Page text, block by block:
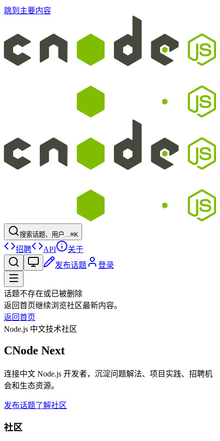
跳到主要内容
搜索话题、用户...⌘K
招聘 API
关于
发布话题
登录
话题不存在或已被删除
返回首页继续浏览社区最新内容。
返回首页
Node.js 中文技术社区
CNode Next
连接中文 Node.js 开发者，沉淀问题解法、项目实践、招聘机
会和生态资源。
发布话题了解社区
社区